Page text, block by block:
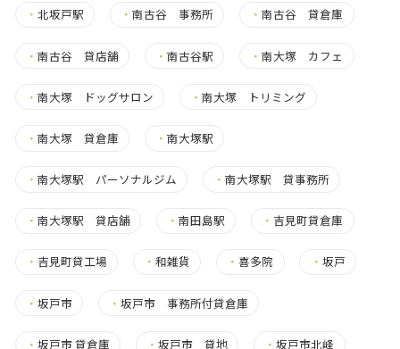
・ 北坂戸駅 ・南古谷 事務所 ・南古谷 貸倉庫
・ 南古谷 貸店舗 ・南古谷駅 ・南大塚 カフェ
・ 南大塚 ドッグサロン ・南大塚 トリミング
・ 南大塚 貸倉庫 ・南大塚駅
・ 南大塚駅 パーソナルジム ・南大塚駅 貸事務所
・ 南大塚駅 貸店舗 ・南田島駅 ・ 吉見町貸倉庫
・ 吉見町貸工場 ・和雑貨 ・喜多院 ・ 坂戸
・ 坂戸市 ・坂戸市 事務所付貸倉庫
・ 坂戸市 貸倉庫 ・坂戸市 貸地 ・坂戸市北峰